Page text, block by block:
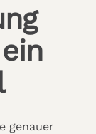
genauer